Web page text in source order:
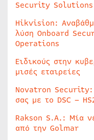
Security Solutions
Hikvision:
λύση Onboard
Operations
Ειδικούς στην
μισές εταιρείες
Novatron Security:
σας με το DSC –
Rakson S.A.: Μία
από την Golmar